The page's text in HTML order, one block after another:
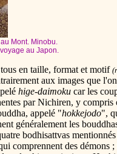
Mont. Minobu.
au Japon.
en taille, format et motif
aux images que
hige-daimokucar les
par Nichiren, y compris
appelé "hokkejodo",
généralement les
bodhisattvas
comprennent des démons ;